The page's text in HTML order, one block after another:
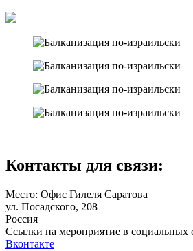
Контакты для связи:
Место: Офис Гилеля Саратова
ул. Посадского, 208
Россия
Ссылки на мероприятие в социальных
Вконтакте